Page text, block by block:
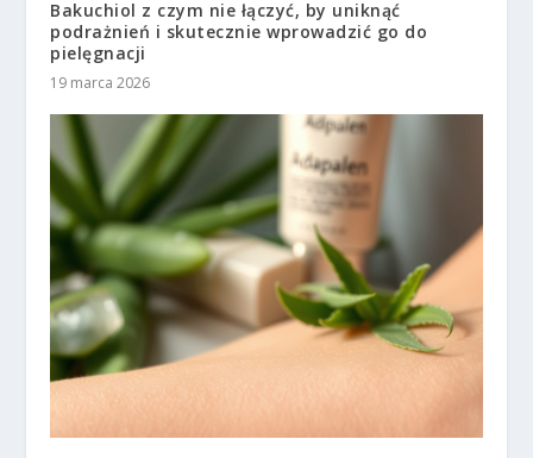
Bakuchiol z czym nie łączyć, by uniknąć
podrażnień i skutecznie wprowadzić go do
pielęgnacji
19 marca 2026